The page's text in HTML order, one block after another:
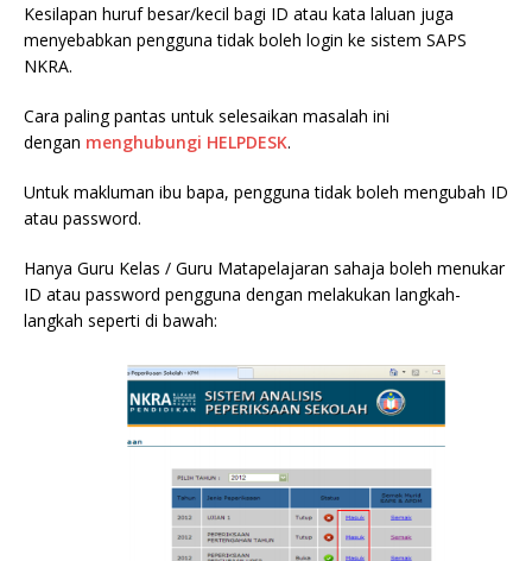
Kesilapan huruf besar/kecil bagi ID atau kata laluan juga
menyebabkan pengguna tidak boleh login ke sistem SAPS
NKRA.
Cara paling pantas untuk selesaikan masalah ini
dengan menghubungi HELPDESK.
Untuk makluman ibu bapa, pengguna tidak boleh mengubah ID
atau password.
Hanya Guru Kelas / Guru Matapelajaran sahaja boleh menukar
ID atau password pengguna dengan melakukan langkah-
langkah seperti di bawah: